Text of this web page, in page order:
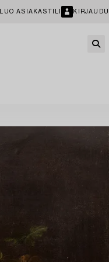
LUO ASIAKASTILI KIRJAUDU